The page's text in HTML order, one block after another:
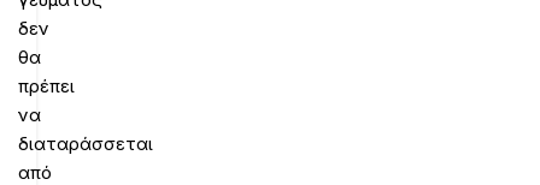
δεν
θα
πρέπει
να
διαταράσσεται
από